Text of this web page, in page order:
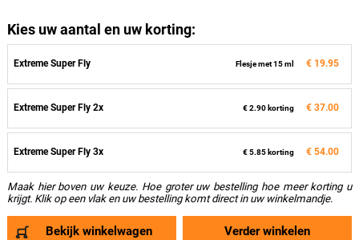
Kies uw aantal en uw korting:
Extreme Super Fly Flesje met 15 ml € 19.95
Extreme Super Fly 2x € 2.90 korting € 37.00
Extreme Super Fly 3x € 5.85 korting € 54.00
Maak hier boven uw keuze. Hoe groter uw bestelling hoe meer korting u
krijgt. Klik op een vlak en uw bestelling komt direct in uw winkelmandje.
Bekijk winkelwagen Verder winkelen